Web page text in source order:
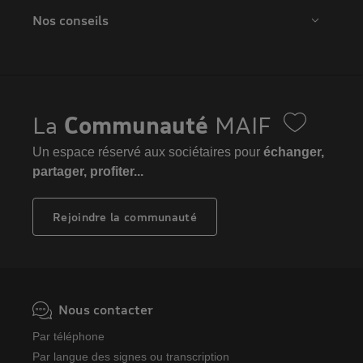
Nos conseils
La Communauté MAIF
Un espace réservé aux sociétaires pour échanger,
partager, profiter...
Rejoindre la communauté
Nous contacter
Par téléphone
Par langue des signes ou transcription